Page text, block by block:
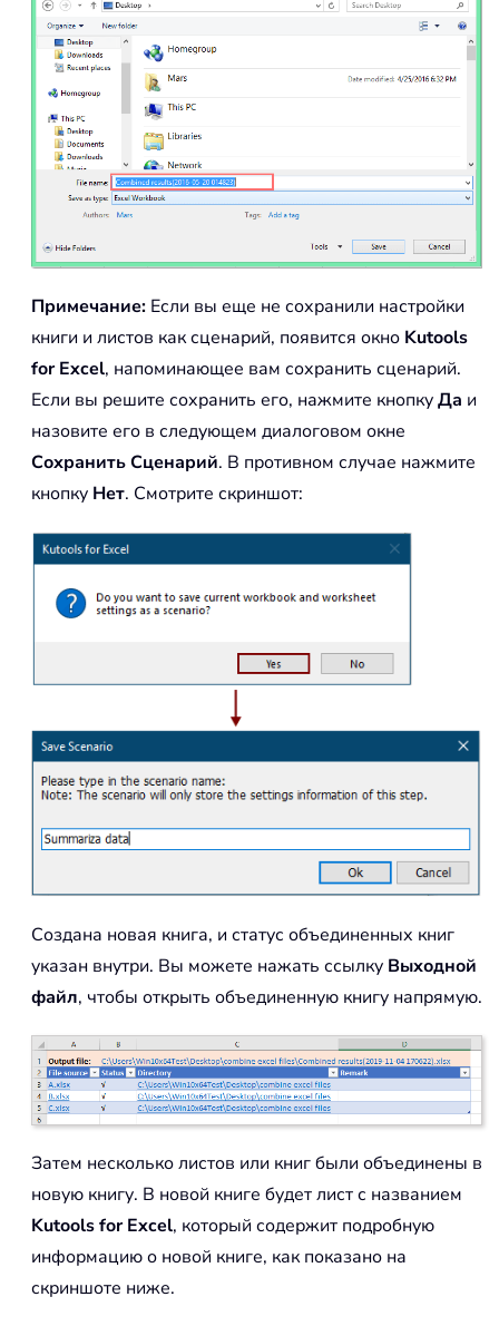
Примечание: Если вы еще не сохранили настройки
книги и листов как сценарий, появится окно Kutools
for Excel, напоминающее вам сохранить сценарий.
Если вы решите сохранить его, нажмите кнопкуДа и
назовите его в следующем диалоговом окне
Сохранить Сценарий. В противном случае нажмите
кнопку Нет. Смотрите скриншот:
Создана новая книга, и статус объединенных книг
указан внутри. Вы можете нажать ссылку Выходной
файл, чтобы открыть объединенную книгу напрямую.
Затем несколько листов или книг были объединены в
новую книгу. В новой книге будет лист с названием
Kutools for Excel, который содержит подробную
информацию о новой книге, как показано на
скриншоте ниже.